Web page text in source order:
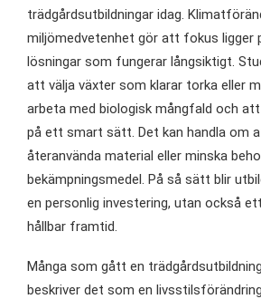
trädgårdsutbildningar idag.
miljömedvetenhet gör att fokus ligger
lösningar som fungerar långsiktigt.
att välja växter som klarar torka eller
arbeta med biologisk mångfald och
på ett smart sätt. Det kan handla om
återanvända material eller minska
bekämpningsmedel. På så sätt blir
en personlig investering, utan också
hållbar framtid.
Många som gått en
beskriver det som en